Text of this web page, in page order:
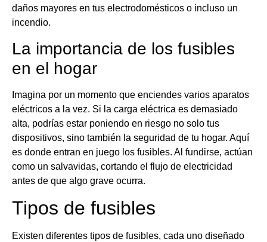
daños mayores en tus electrodomésticos o incluso un
incendio.
La importancia de los fusibles
en el hogar
Imagina por un momento que enciendes varios aparatos
eléctricos a la vez. Si la carga eléctrica es demasiado
alta, podrías estar poniendo en riesgo no solo tus
dispositivos, sino también la seguridad de tu hogar. Aquí
es donde entran en juego los fusibles. Al fundirse, actúan
como un salvavidas, cortando el flujo de electricidad
antes de que algo grave ocurra.
Tipos de fusibles
Existen diferentes tipos de fusibles, cada uno diseñado